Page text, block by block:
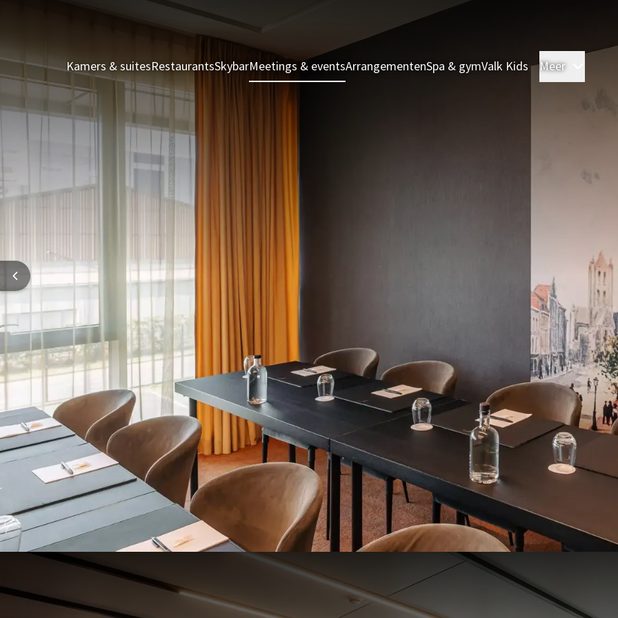
Kamers & suitesRestaurantsSkybarMeetings & eventsArrangementenSpa & gymValk Kids Meer
Belfort